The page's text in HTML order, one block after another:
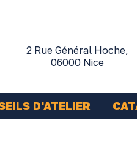
2 Rue Général Hoche,
06000 Nice
D'ATELIER